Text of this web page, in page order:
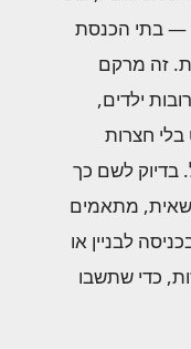
— בתי הכנסת
זה מרקם
ילדים,
חצרות
בדיוק לשם כך
מתאמים
לבניין או
כדי שתשבו